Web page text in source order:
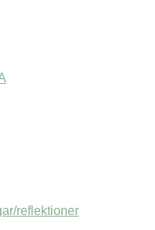
reflektioner